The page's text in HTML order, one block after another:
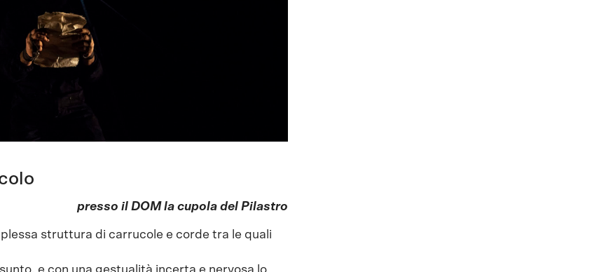
presso il DOM la cupola del Pilastro
struttura di carrucole e corde tra le quali